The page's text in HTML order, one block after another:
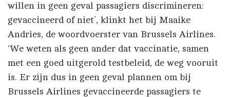
willen in geen geval passagiers discrimineren:
gevaccineerd of niet’, klinkt het bij Maaike
Andries, de woordvoerster van Brussels Airlines.
‘We weten als geen ander dat vaccinatie, samen
met een goed uitgerold testbeleid, de weg vooruit
is. Er zijn dus in geen geval plannen om bij
Brussels Airlines gevaccineerde passagiers te